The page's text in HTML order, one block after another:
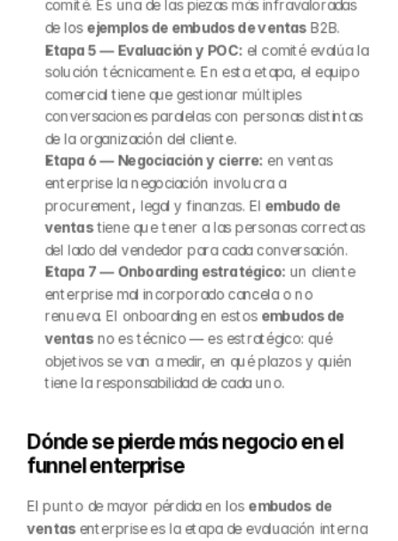
comité. Es una de las piezas más infravaloradas
de los ejemplos de embudos de ventas B2B.
Etapa 5 — Evaluación y POC: el comité evalúa la
solución técnicamente. En esta etapa, el equipo
comercial tiene que gestionar múltiples
conversaciones paralelas con personas distintas
de la organización del cliente.
Etapa 6 — Negociación y cierre: en ventas
enterprise la negociación involucra a
procurement, legal y finanzas. El embudo de
ventas tiene que tener a las personas correctas
del lado del vendedor para cada conversación.
Etapa 7 — Onboarding estratégico: un cliente
enterprise mal incorporado cancela o no
renueva. El onboarding en estos embudos de
ventas no es técnico — es estratégico: qué
objetivos se van a medir, en qué plazos y quién
tiene la responsabilidad de cada uno.
Dónde se pierde más negocio en el
funnel enterprise
El punto de mayor pérdida en los embudos de
ventas enterprise es la etapa de evaluación interna